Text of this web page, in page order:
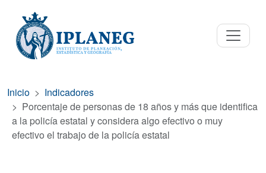
Inicio
Indicadores
Porcentaje de personas de 18 años y más que identifica
a la policía estatal y considera algo efectivo o muy
efectivo el trabajo de la policía estatal